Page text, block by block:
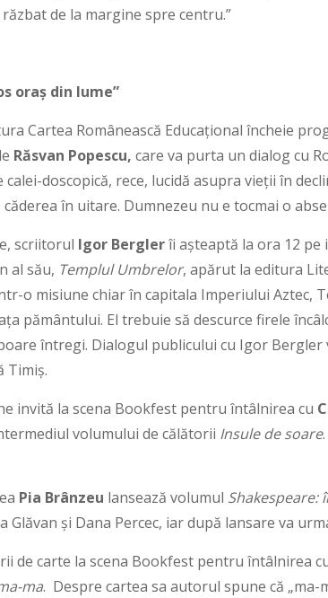
de la margine spre centru.”
oraș din lume”
Cartea Românească Educațional încheie
Răsvan Popescu, care va purta un dialog cu
doscopică, rece, lucidă asupra vieții în
în uitare. Dumnezeu nu e tocmai o
scriitorul Igor Berglerîi așteaptă la ora 12
al său, Templul Umbrelor, apărut la editura
o misiune chiar în capitala Imperiului Aztec,
pământului. El trebuie să descurce firele
întregi. Dialogul publicului cu Igor
Timiș.
invită la scena Bookfest pentru întâlnirea cu
volumului de călătorii Insule de soare
Pia Brânzeu lansează volumul Shakespeare:
și Dana Percec, iar după lansare va
de carte la scena Bookfest pentru întâlnirea
ma. Despre cartea sa autorul spune că